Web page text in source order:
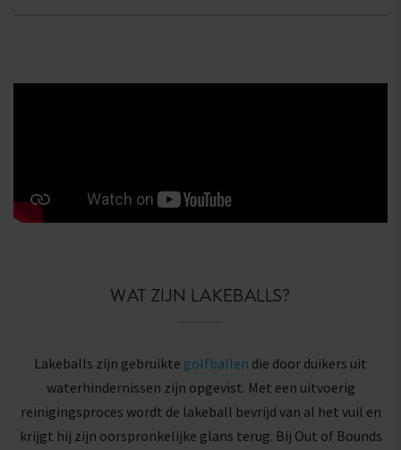
WAT ZIJN LAKEBALLS?
Lakeballs zijn gebruikte golfballen die door duikers uit
waterhindernissen zijn opgevist. Met een uitvoerig
reinigingsproces wordt de lakeball bevrijd van al het vuil en
krijgt hij zijn oorspronkelijke glans terug. Bij Out of Bounds